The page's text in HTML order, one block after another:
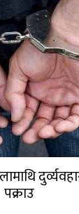
पक्राउ